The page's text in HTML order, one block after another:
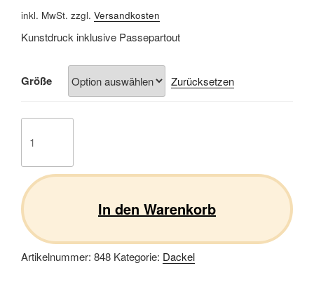
inkl. MwSt. zzgl. Versandkosten
Kunstdruck inklusive Passepartout
Größe Zurücksetzen
21
In den Warenkorb
Artikelnummer: 848 Kategorie: Dackel